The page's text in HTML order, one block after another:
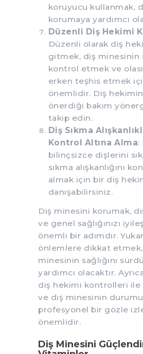
koruyucu kullanmak,
korumaya yardımcı
Düzenli Diş Hekimi
Düzenli olarak diş
gitmek, diş minesinin
kontrol etmek ve
erken teşhis etmek
önemlidir. Diş
önerdiği bakım
takip edin.
Diş Sıkma
Kontrol Altına Alma:
bilinçsizce dişlerini
sıkma alışkanlığını
almak için bir diş
danışabilirsiniz.
Diş minesini korumak, diş
ve genel sağlığınızı
önemli bir adımdır.
önlemlere dikkat
minesinin sağlığını
yardımcı olacaktır.
diş hekimi kontrolleri ile
ve diş minesinin
profesyonel bir gözle
önemlidir.
Diş Minesini